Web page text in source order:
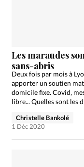
Les maraudes
sans-abris
Deux fois par mois à
apporter un soutien
domicile fixe. Covid,
libre... Quelles sont les
Christelle Bankolé
1 Déc 2020